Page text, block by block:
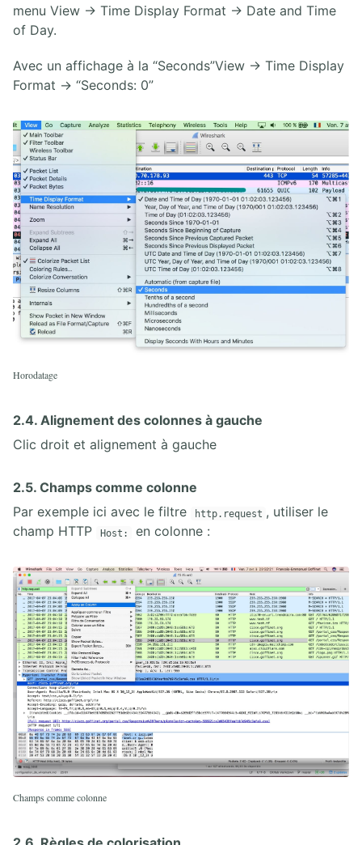
menu View → Time Display Format → Date and Time
of Day.
Avec un affichage à la “Seconds”View → Time Display
Format → “Seconds: 0”
Horodatage
2.4. Alignement des colonnes à gauche
Clic droit et alignement à gauche
2.5. Champs comme colonne
Par exemple ici avec le filtre
http.request , utiliser le
champ HTTP
Host: en colonne :
Champs comme colonne